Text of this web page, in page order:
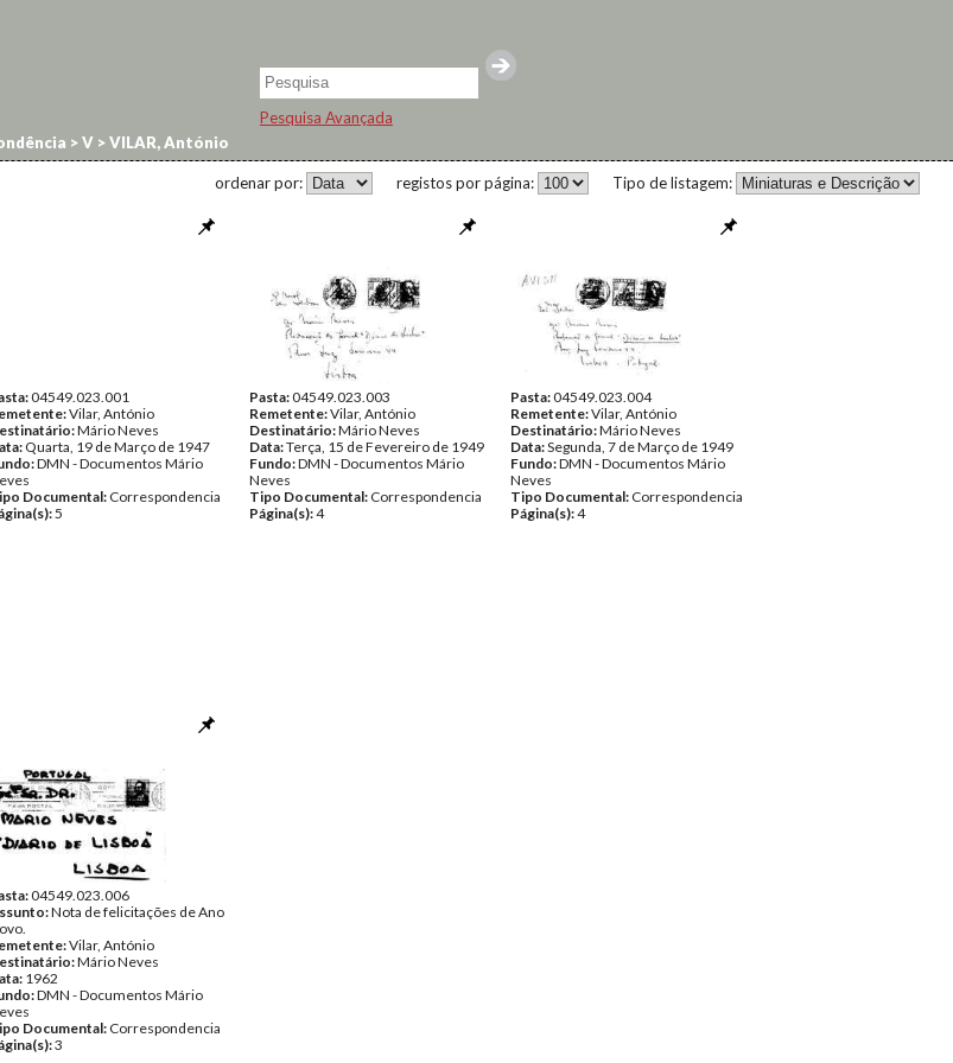
Pesquisa Avançada
>V >VILAR, António
Tipo de listagem:
registos por página:
ordenar por:
04549.023.001
Vilar, António
Mário Neves
Quarta, 19 de Março de 1947
DMN - Documentos Mário
Documental: Correspondencia
5
Pasta:04549.023.003
Remetente:Vilar, António
Destinatário:Mário Neves
Data:Terça, 15 de Fevereiro de 1949
Fundo:DMN - Documentos Mário
Neves
Tipo Documental: Correspondencia
Página(s):4
Pasta:04549.023.004
Remetente:Vilar, António
Destinatário:Mário Neves
Data:Segunda, 7 de Março de 1949
Fundo:DMN - Documentos Mário
Neves
Tipo Documental: Correspondencia
Página(s):4
04549.023.006
Nota de felicitações de Ano
Vilar, António
Mário Neves
1962
DMN - Documentos Mário
Documental: Correspondencia
3